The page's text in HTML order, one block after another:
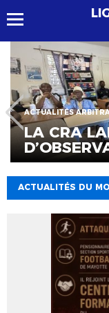
ACTUALITÉS
LA CRA LANCE SA SAISON
ACTUALITÉS DU